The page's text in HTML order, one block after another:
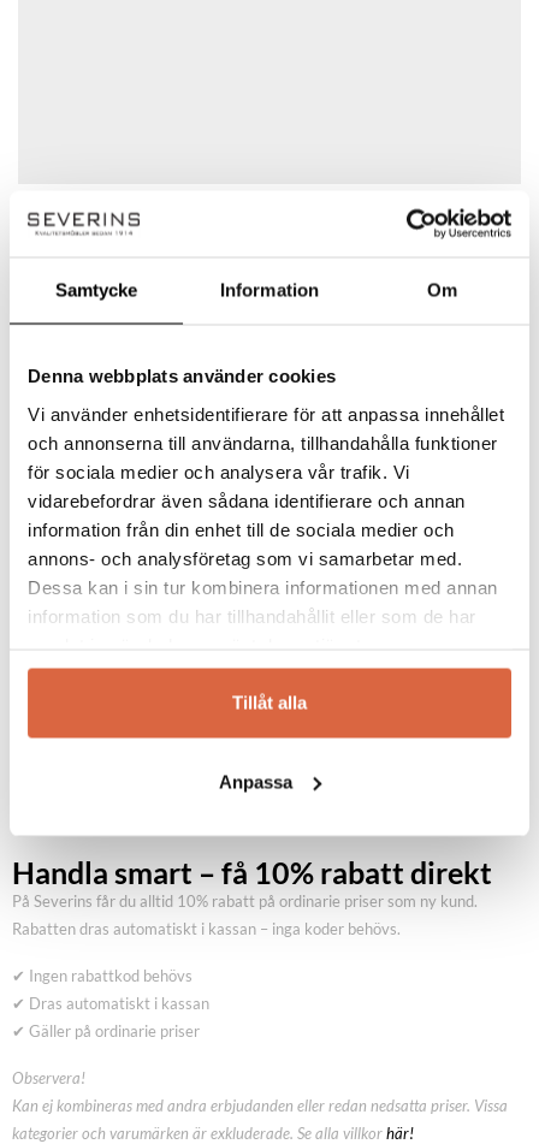
Samtycke Information Om
Denna webbplats använder cookies
Vi använder enhetsidentifierare för att anpassa innehållet
och annonserna till användarna, tillhandahålla funktioner
för sociala medier och analysera vår trafik. Vi
vidarebefordrar även sådana identifierare och annan
information från din enhet till de sociala medier och
annons- och analysföretag som vi samarbetar med.
Dessa kan i sin tur kombinera informationen med annan
information som du har tillhandahållit eller som de har
Tillåt alla
Anpassa
Spara mitt namn, min e-postadress och webbplats i
denna webbläsare till nästa gång jag skriver en
kommentar.
Herstal är ett danskt varumärke som
till en början en liten butik med inriktning på
halogenbelysning. Detta blev startskottet på
ett familjeföretag som senare skulle sträcka
sig långt utanför Danmarks gränser. Herstal är
idag ett stort designvarumärke med ett brett
sortiment av stilfull och trendig belysning.
Se allt från Herstal
Handla smart – få 10% rabatt direkt
På Severins får du alltid 10% rabatt på ordinarie priser som ny kund.
Rabatten dras automatiskt i kassan – inga koder behövs.
✔ Ingen rabattkod behövs
✔ Dras automatiskt i kassan
✔ Gäller på ordinarie priser
Observera!
Kan ej kombineras med andra erbjudanden eller redan nedsatta priser. Vissa
kategorier och varumärken är exkluderade. Se alla villkorhär!